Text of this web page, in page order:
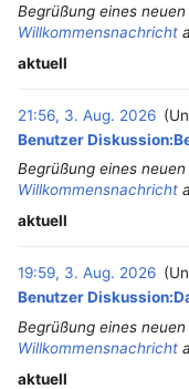
Begrüßung eines
Willkommensnachricht
aktuell
21:56, 3. Aug. 2026
Benutzer
Begrüßung eines
Willkommensnachricht
aktuell
19:59, 3. Aug. 2026
Benutzer
Begrüßung eines
Willkommensnachricht
aktuell